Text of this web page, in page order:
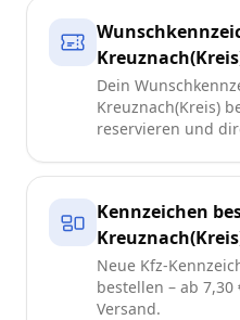
Dein
Kreuznach(Kreis)
reservieren und
Kennzeichen
Neue Kfz-
bestellen – ab
Versand.